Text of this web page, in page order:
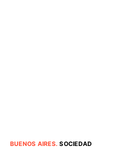
BUENOS AIRES.SOCIEDAD